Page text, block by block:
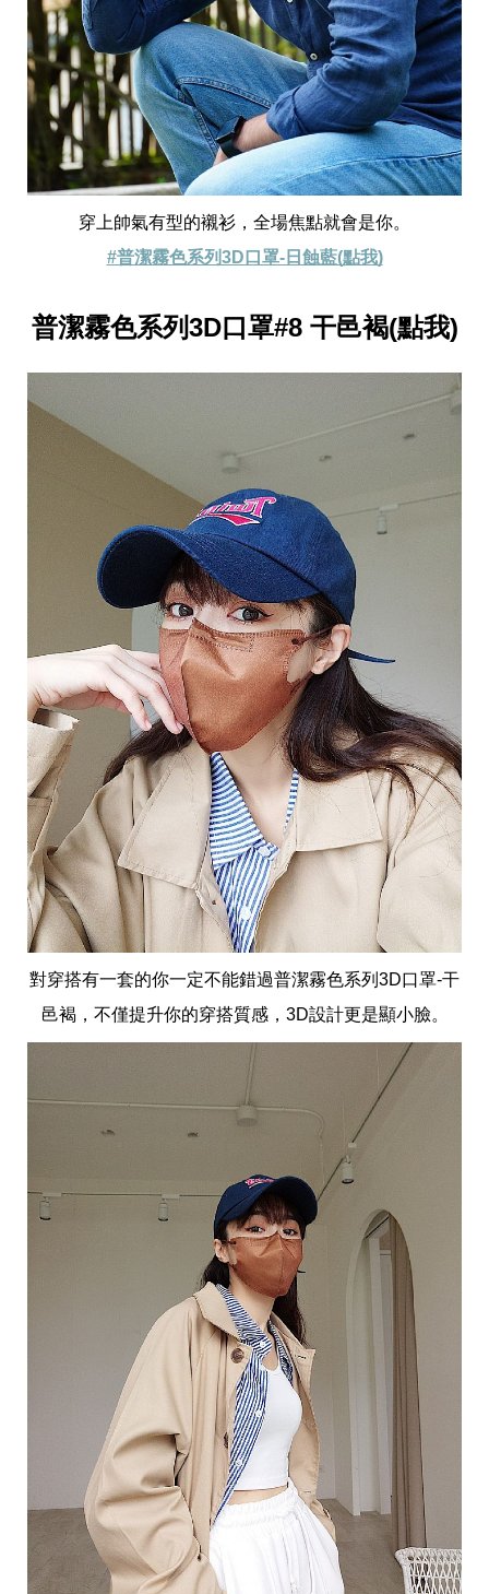
穿上帥氣有型的襯衫，全場焦點就會是你。
#普潔霧色系列3D口罩-日蝕藍(點我)
普潔霧色系列3D口罩#8 干邑褐(點我)
對穿搭有一套的你一定不能錯過普潔霧色系列3D口罩-干
邑褐，不僅提升你的穿搭質感，3D設計更是顯小臉。